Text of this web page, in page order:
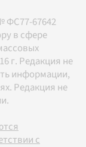
ФС77-67642
в сфере
г. Редакция не
информации,
Редакция не
с